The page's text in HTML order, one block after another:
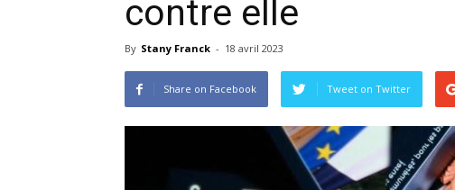
contre elle
By Stany Franck - 18 avril 2023
Share on Facebook Tweet on Twitter